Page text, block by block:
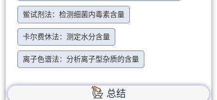
鲎试剂法：检测细菌内毒素含量
卡尔费休法：测定水分含量
离子色谱法：分析离子型杂质的含量
总结